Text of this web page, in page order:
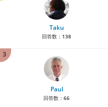
Taku
回答数： 138
3
Paul
回答数： 66